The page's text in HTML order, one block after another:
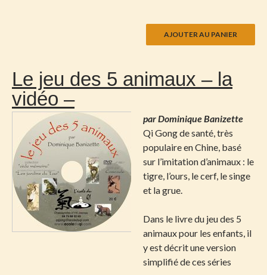
Le jeu des 5 animaux – la
vidéo –
par Dominique Banizette
Qi Gong de santé, très
populaire en Chine, basé
sur l’imitation d’animaux : le
tigre, l’ours, le cerf, le singe
et la grue.
Dans le livre du jeu des 5
animaux pour les enfants, il
y est décrit une version
simplifié de ces séries